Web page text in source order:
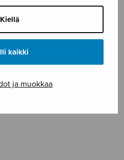
Kiellä
kaikki
ja muokkaa
mukaan